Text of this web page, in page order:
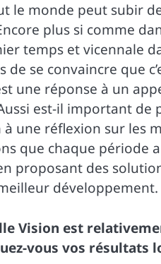
le monde peut subir
plus si comme
temps et vicennale
se convaincre que
une réponse à un
est-il important
une réflexion sur les
que chaque période
proposant des
développement.
Vision est
vous vos résultats